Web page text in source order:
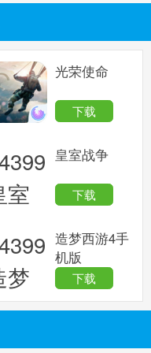
光荣使命
下载
皇室战争
下载
造梦西游4手
机版
下载